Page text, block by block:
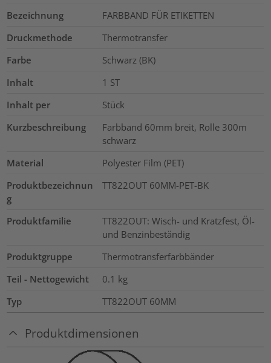
Bezeichnung
FARBBAND FÜR ETIKETTEN
Druckmethode
Thermotransfer
Farbe
Schwarz (BK)
Inhalt
1 ST
Inhalt per
Stück
Kurzbeschreibung
Farbband 60mm breit, Rolle 300m
schwarz
Material
Polyester Film (PET)
Produktbezeichnun
g
TT822OUT 60MM-PET-BK
Produktfamilie
TT822OUT: Wisch- und Kratzfest, Öl-
und Benzinbeständig
Produktgruppe
Thermotransferfarbbänder
Teil - Nettogewicht
0.1 kg
Typ
TT822OUT 60MM
Produktdimensionen